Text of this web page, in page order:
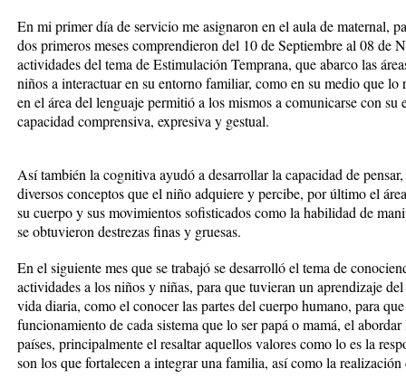
En mi primer día de servicio me asignaron en el aula de maternal,
dos primeros meses comprendieron del 10 de Septiembre al 08 de
actividades del tema de Estimulación Temprana, que abarco las
niños a interactuar en su entorno familiar, como en su medio que lo
en el área del lenguaje permitió a los mismos a comunicarse con su
capacidad comprensiva, expresiva y gestual.
Así también la cognitiva ayudó a desarrollar la capacidad de
diversos conceptos que el niño adquiere y percibe, por último el
su cuerpo y sus movimientos sofisticados como la habilidad de
se obtuvieron destrezas finas y gruesas.
En el siguiente mes que se trabajó se desarrolló el tema de
actividades a los niños y niñas, para que tuvieran un aprendizaje
vida diaria, como el conocer las partes del cuerpo humano, para
funcionamiento de cada sistema que lo ser papá o mamá, el
países, principalmente el resaltar aquellos valores como lo es la
son los que fortalecen a integrar una familia, así como la